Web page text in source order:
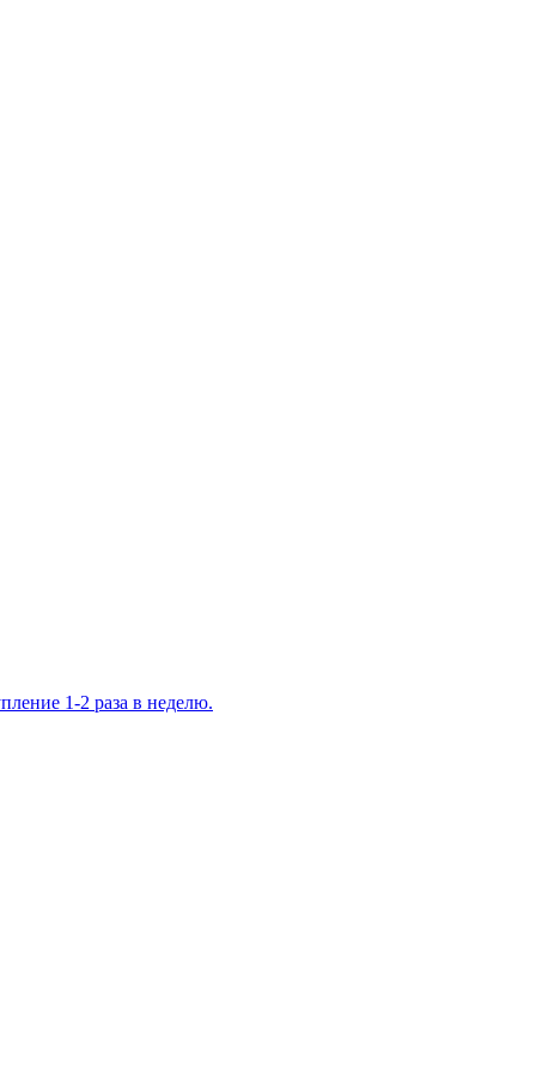
1-2 раза в неделю.